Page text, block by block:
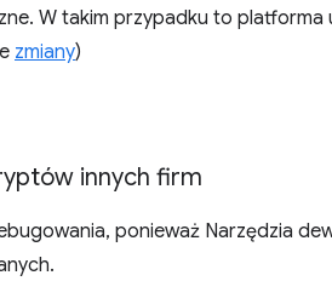
W takim przypadku to platforma
zmiany)
innych firm
ponieważ Narzędzia